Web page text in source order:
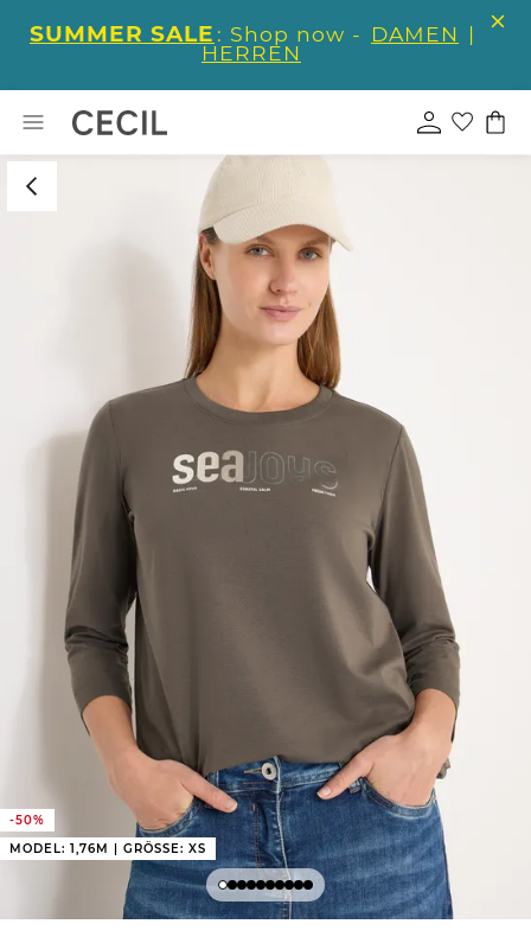
SUMMER SALE : Shop now - DAMEN |
HERREN
-50%
MODEL: 1,76M | GRÖSSE: XS